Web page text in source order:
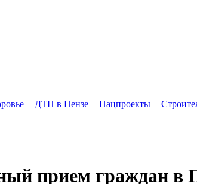
ДТП в Пензе Нацпроекты
прием граждан в